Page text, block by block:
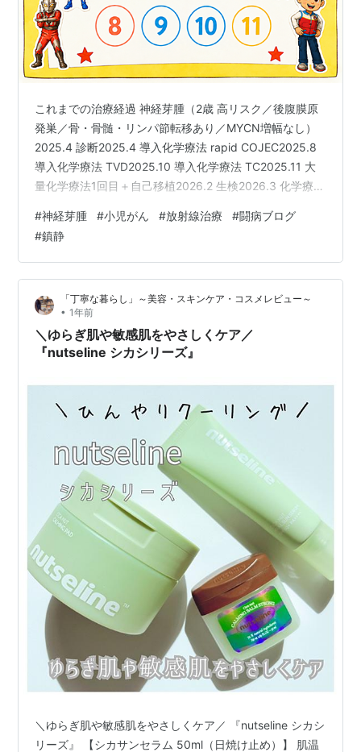
これまでの治療経過 神経芽腫（2歳 高リスク／後腹膜原
発巣／骨・骨髄・リンパ節転移あり／MYCN増幅なし）
2025.4 診断2025.4 導入化学療法 rapid COJEC2025.8
導入化学療法 TVD2025.10 導入化学療法 TC2025.11 大
量化学療法1回目＋自己移植2026.2 生検2026.3 化学療法
3歳 ⸻ 線を守るゴールデンウィーク ゴールデンウィ
ーク明けから、放射線治療が始まりました。 連休中は、
治療の位置合わせに必要な体の線を消さないようにする
のが大変でした。特に太ももの内側は、オムツの上げ下
げで…
#神経芽腫 #小児がん #放射線治療 #闘病ブログ
#鎮静
「丁寧な暮らし」～美容・スキンケア・コスメレビュー～
• 1年前
＼ゆらぎ肌や敏感肌をやさしくケア／
『nutseline シカシリーズ』
＼ゆらぎ肌や敏感肌をやさしくケア／ 『nutseline シカシ
リーズ』 【シカサンセラム 50ml（日焼け止め）】 肌温